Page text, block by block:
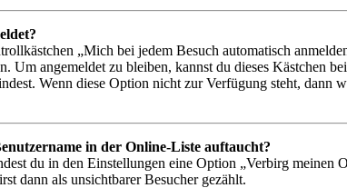
„Mich bei jedem Besuch automatisch
Um angemeldet zu bleiben, kannst du dieses Kästchen
Wenn diese Option nicht zur Verfügung steht, dann
in der Online-Liste auftaucht?
du in den Einstellungen eine Option „Verbirg
dann als unsichtbarer Besucher gezählt.